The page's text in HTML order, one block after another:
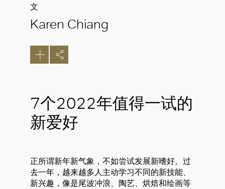
文
Karen Chiang
7个2022年值得一试的
新爱好
正所谓新年新气象，不如尝试发展新嗜好。过
去一年，越来越多人主动学习不同的新技能、
新兴趣，像是尾波冲浪、陶艺、烘焙和绘画等